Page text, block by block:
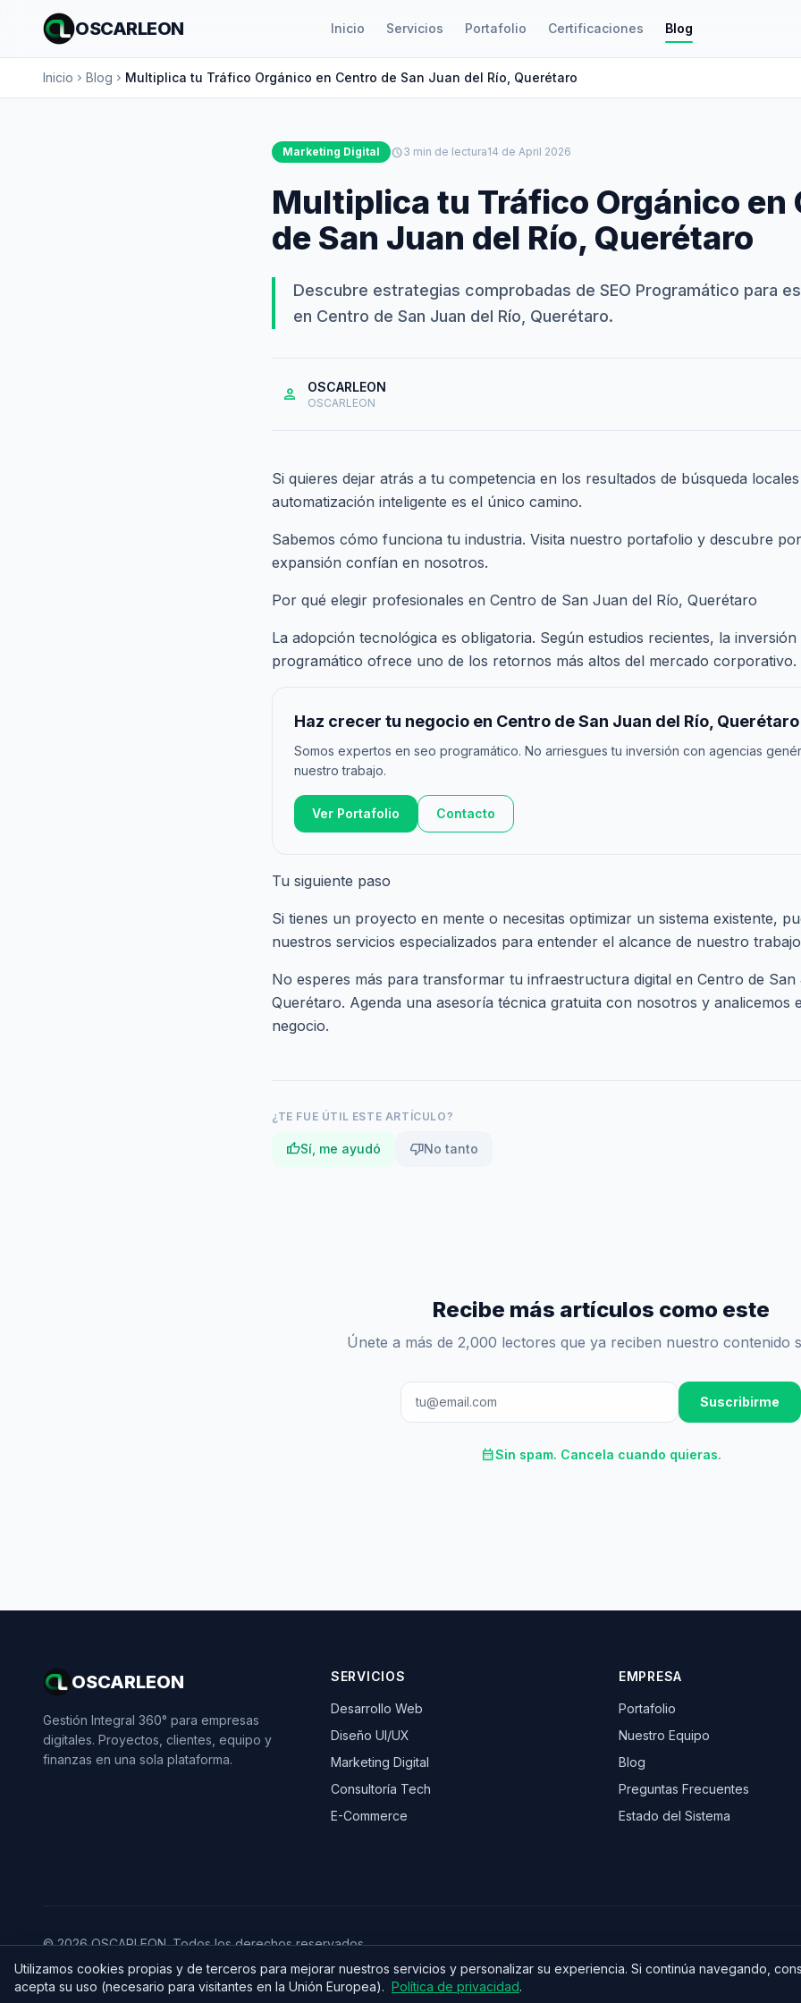
OSCARLEON Inicio Servicios Portafolio Certificaciones Blog
Inicio chevron_right Blog chevron_right Multiplica tu Tráfico Orgánico en Centro de San Juan del Río, Querétaro
Marketing Digital schedule3 min de lectura14 de April 2026
Multiplica tu Tráfico Orgánico en
de San Juan del Río, Querétaro
Descubre estrategias comprobadas de SEO Programático para
en Centro de San Juan del Río, Querétaro.
person OSCARLEON
OSCARLEON
Si quieres dejar atrás a tu competencia en los resultados de búsqueda
automatización inteligente es el único camino.
Sabemos cómo funciona tu industria. Visita nuestro portafolio y descubre
expansión confían en nosotros.
Por qué elegir profesionales en Centro de San Juan del Río, Querétaro
La adopción tecnológica es obligatoria. Según estudios recientes, la inversión
programático ofrece uno de los retornos más altos del mercado corporativo.
Haz crecer tu negocio en Centro de San Juan del Río, Querétaro
Somos expertos en seo programático. No arriesgues tu inversión con agencias
nuestro trabajo.
Ver Portafolio Contacto
Tu siguiente paso
Si tienes un proyecto en mente o necesitas optimizar un sistema existente,
nuestros servicios especializados para entender el alcance de nuestro
No esperes más para transformar tu infraestructura digital en Centro de San
Querétaro. Agenda una asesoría técnica gratuita con nosotros y analicemos
negocio.
¿TE FUE ÚTIL ESTE ARTÍCULO?
thumb_upSí, me ayudó thumb_downNo tanto
Recibe más artículos como este
Únete a más de 2,000 lectores que ya reciben nuestro contenido
Suscribirme
calendar_monthSin spam. Cancela cuando quieras.
OSCARLEON
Gestión Integral 360° para empresas
digitales. Proyectos, clientes, equipo y
finanzas en una sola plataforma.
SERVICIOS
Desarrollo Web
Diseño UI/UX
Marketing Digital
Consultoría Tech
E-Commerce
EMPRESA
Portafolio
Nuestro Equipo
Blog
Preguntas Frecuentes
Estado del Sistema
© 2026 OSCARLEON. Todos los derechos reservados.
Utilizamos cookies propias y de terceros para mejorar nuestros servicios y personalizar su experiencia. Si continúa navegando,
acepta su uso (necesario para visitantes en la Unión Europea). Política de privacidad.